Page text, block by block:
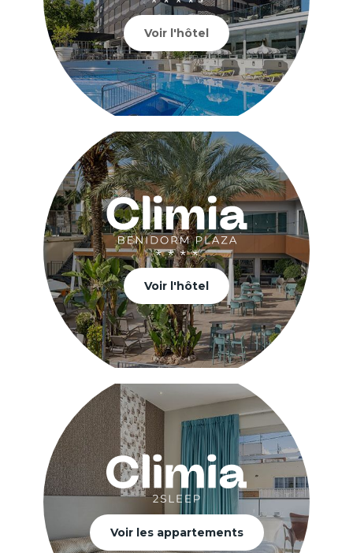
Voir l'hôtel
Voir l'hôtel
Voir les appartements